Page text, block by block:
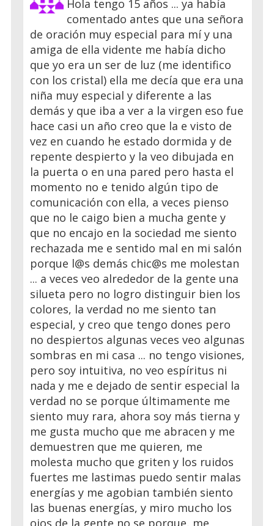
Hola tengo 15 años ... ya había
comentado antes que una señora
de oración muy especial para mí y una
amiga de ella vidente me había dicho
que yo era un ser de luz (me identifico
con los cristal) ella me decía que era una
niña muy especial y diferente a las
demás y que iba a ver a la virgen eso fue
hace casi un año creo que la e visto de
vez en cuando he estado dormida y de
repente despierto y la veo dibujada en
la puerta o en una pared pero hasta el
momento no e tenido algún tipo de
comunicación con ella, a veces pienso
que no le caigo bien a mucha gente y
que no encajo en la sociedad me siento
rechazada me e sentido mal en mi salón
porque l@s demás chic@s me molestan
... a veces veo alrededor de la gente una
silueta pero no logro distinguir bien los
colores, la verdad no me siento tan
especial, y creo que tengo dones pero
no despiertos algunas veces veo algunas
sombras en mi casa ... no tengo visiones,
pero soy intuitiva, no veo espíritus ni
nada y me e dejado de sentir especial la
verdad no se porque últimamente me
siento muy rara, ahora soy más tierna y
me gusta mucho que me abracen y me
demuestren que me quieren, me
molesta mucho que griten y los ruidos
fuertes me lastimas puedo sentir malas
energías y me agobian también siento
las buenas energías, y miro mucho los
ojos de la gente no se porque, me